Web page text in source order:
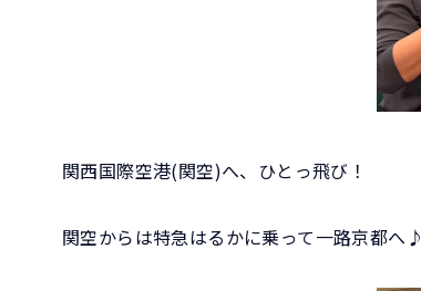
関西国際空港(関空)へ、ひとっ飛び！
関空からは特急はるかに乗って一路京都へ♪